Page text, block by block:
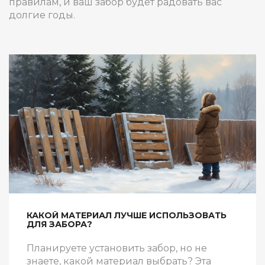
долгие годы.
КАКОЙ МАТЕРИАЛ ЛУЧШЕ ИСПОЛЬЗОВАТЬ
ДЛЯ ЗАБОРА?
Планируете установить забор, но не
знаете, какой материал выбрать? Эта